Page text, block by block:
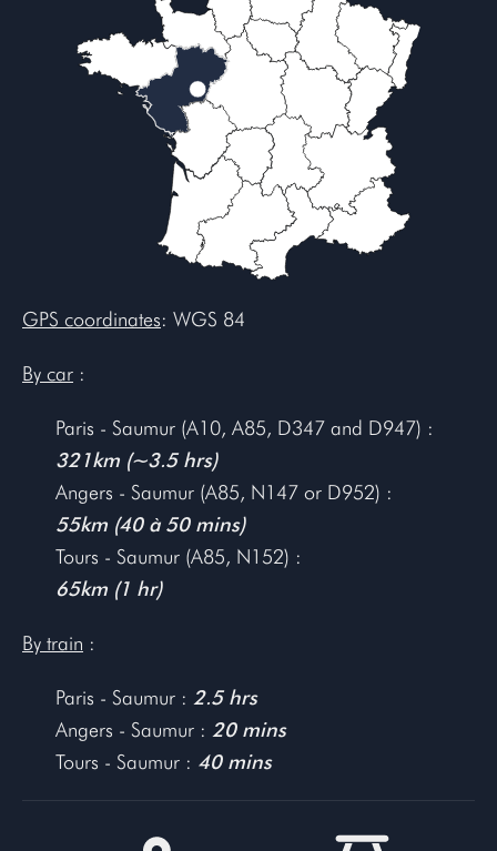
GPS coordinates: WGS 84
By car :
Paris - Saumur (A10, A85, D347 and D947) :
321km (~3.5 hrs)
Angers - Saumur (A85, N147 or D952) :
55km (40 à 50 mins)
Tours - Saumur (A85, N152) :
65km (1 hr)
By train :
Paris - Saumur : 2.5 hrs
Angers - Saumur : 20 mins
Tours - Saumur : 40 mins